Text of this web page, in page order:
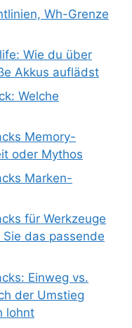
Wh-Grenze
Wie du über
Akkus auflädst
Welche
Memory-
oder Mythos
Marken-
für Werkzeuge
das passende
Einweg vs.
der Umstieg
lohnt